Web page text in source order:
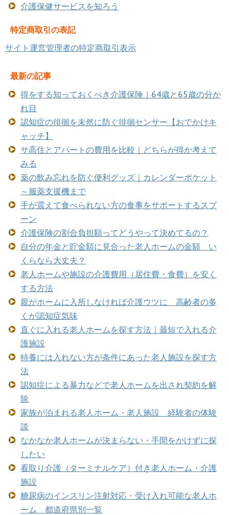
介護保健サービスを知ろう
特定商取引の表記
サイト運営管理者の特定商取引表示
最新の記事
得をする知っておくべき介護保険｜64歳と65歳の分か
れ目
認知症の徘徊を未然に防ぐ徘徊センサー【おでかけキ
ャッチ】
サ高住とアパートの費用を比較｜どちらが得か考えて
みる
薬の飲み忘れを防ぐ便利グッズ｜カレンダーポケット
～服薬支援機まで
手が震えて食べられない方の食事をサポートするスプ
ーン
介護保険の割合負担額ってどうやって決めてるの？
自分の年金と貯金額に見合った老人ホームの金額 い
くらなら大丈夫？
老人ホームや施設の介護費用（居住費・食費）を安く
する方法
親がホームに入所しなければ介護ウツに 高齢者の多
くが認知症気味
直ぐに入れる老人ホームを探す方法｜最短で入れる介
護施設
特養には入れない方が条件にあった老人施設を探す方
法
認知症による暴力などで老人ホームを出され契約を解
除
家族が泊まれる老人ホーム・老人施設 経験者の体験
談
なかなか老人ホームが決まらない・手間をかけずに探
したい
看取り介護（ターミナルケア）付き老人ホーム・介護
施設
糖尿病のインスリン注射対応・受け入れ可能な老人ホ
ーム 都道府県別一覧